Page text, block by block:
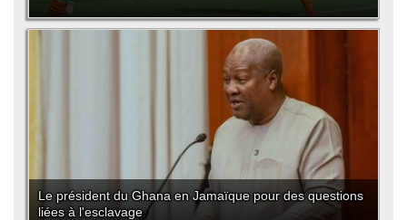
Le président du Ghana en Jamaïque pour des questions
liées à l'esclavage